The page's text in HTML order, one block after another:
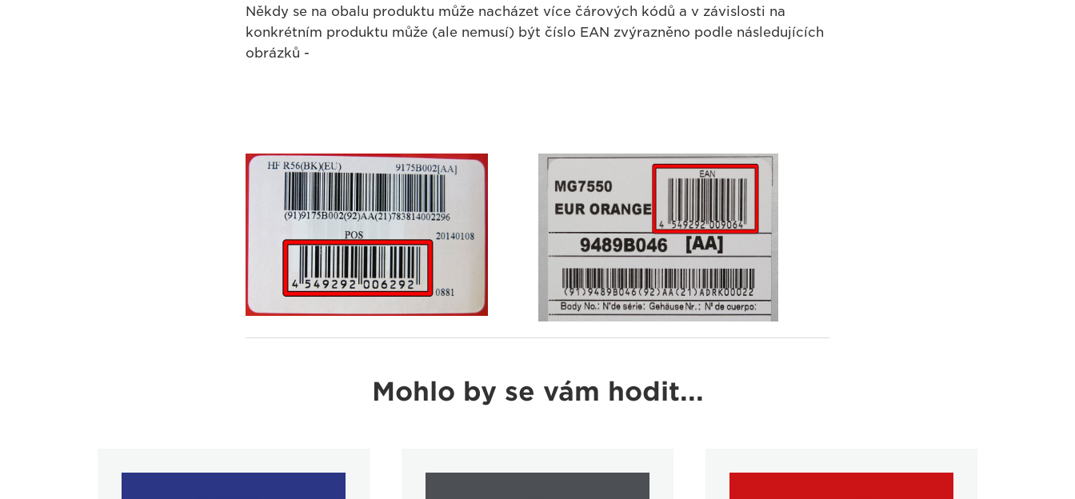
Někdy se na obalu produktu může nacházet více čárových kódů a v závislosti na
konkrétním produktu může (ale nemusí) být číslo EAN zvýrazněno podle následujících
obrázků -
Mohlo by se vám hodit...